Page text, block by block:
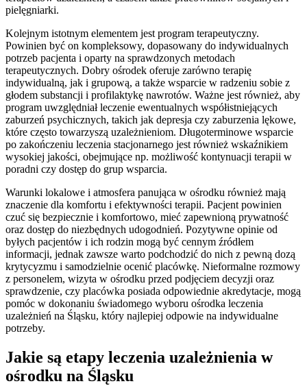
pielęgniarki.
Kolejnym istotnym elementem jest program terapeutyczny.
Powinien być on kompleksowy, dopasowany do indywidualnych
potrzeb pacjenta i oparty na sprawdzonych metodach
terapeutycznych. Dobry ośrodek oferuje zarówno terapię
indywidualną, jak i grupową, a także wsparcie w radzeniu sobie z
głodem substancji i profilaktykę nawrotów. Ważne jest również, aby
program uwzględniał leczenie ewentualnych współistniejących
zaburzeń psychicznych, takich jak depresja czy zaburzenia lękowe,
które często towarzyszą uzależnieniom. Długoterminowe wsparcie
po zakończeniu leczenia stacjonarnego jest również wskaźnikiem
wysokiej jakości, obejmujące np. możliwość kontynuacji terapii w
poradni czy dostęp do grup wsparcia.
Warunki lokalowe i atmosfera panująca w ośrodku również mają
znaczenie dla komfortu i efektywności terapii. Pacjent powinien
czuć się bezpiecznie i komfortowo, mieć zapewnioną prywatność
oraz dostęp do niezbędnych udogodnień. Pozytywne opinie od
byłych pacjentów i ich rodzin mogą być cennym źródłem
informacji, jednak zawsze warto podchodzić do nich z pewną dozą
krytycyzmu i samodzielnie ocenić placówkę. Nieformalne rozmowy
z personelem, wizyta w ośrodku przed podjęciem decyzji oraz
sprawdzenie, czy placówka posiada odpowiednie akredytacje, mogą
pomóc w dokonaniu świadomego wyboru ośrodka leczenia
uzależnień na Śląsku, który najlepiej odpowie na indywidualne
potrzeby.
Jakie są etapy leczenia uzależnienia w
ośrodku na Śląsku